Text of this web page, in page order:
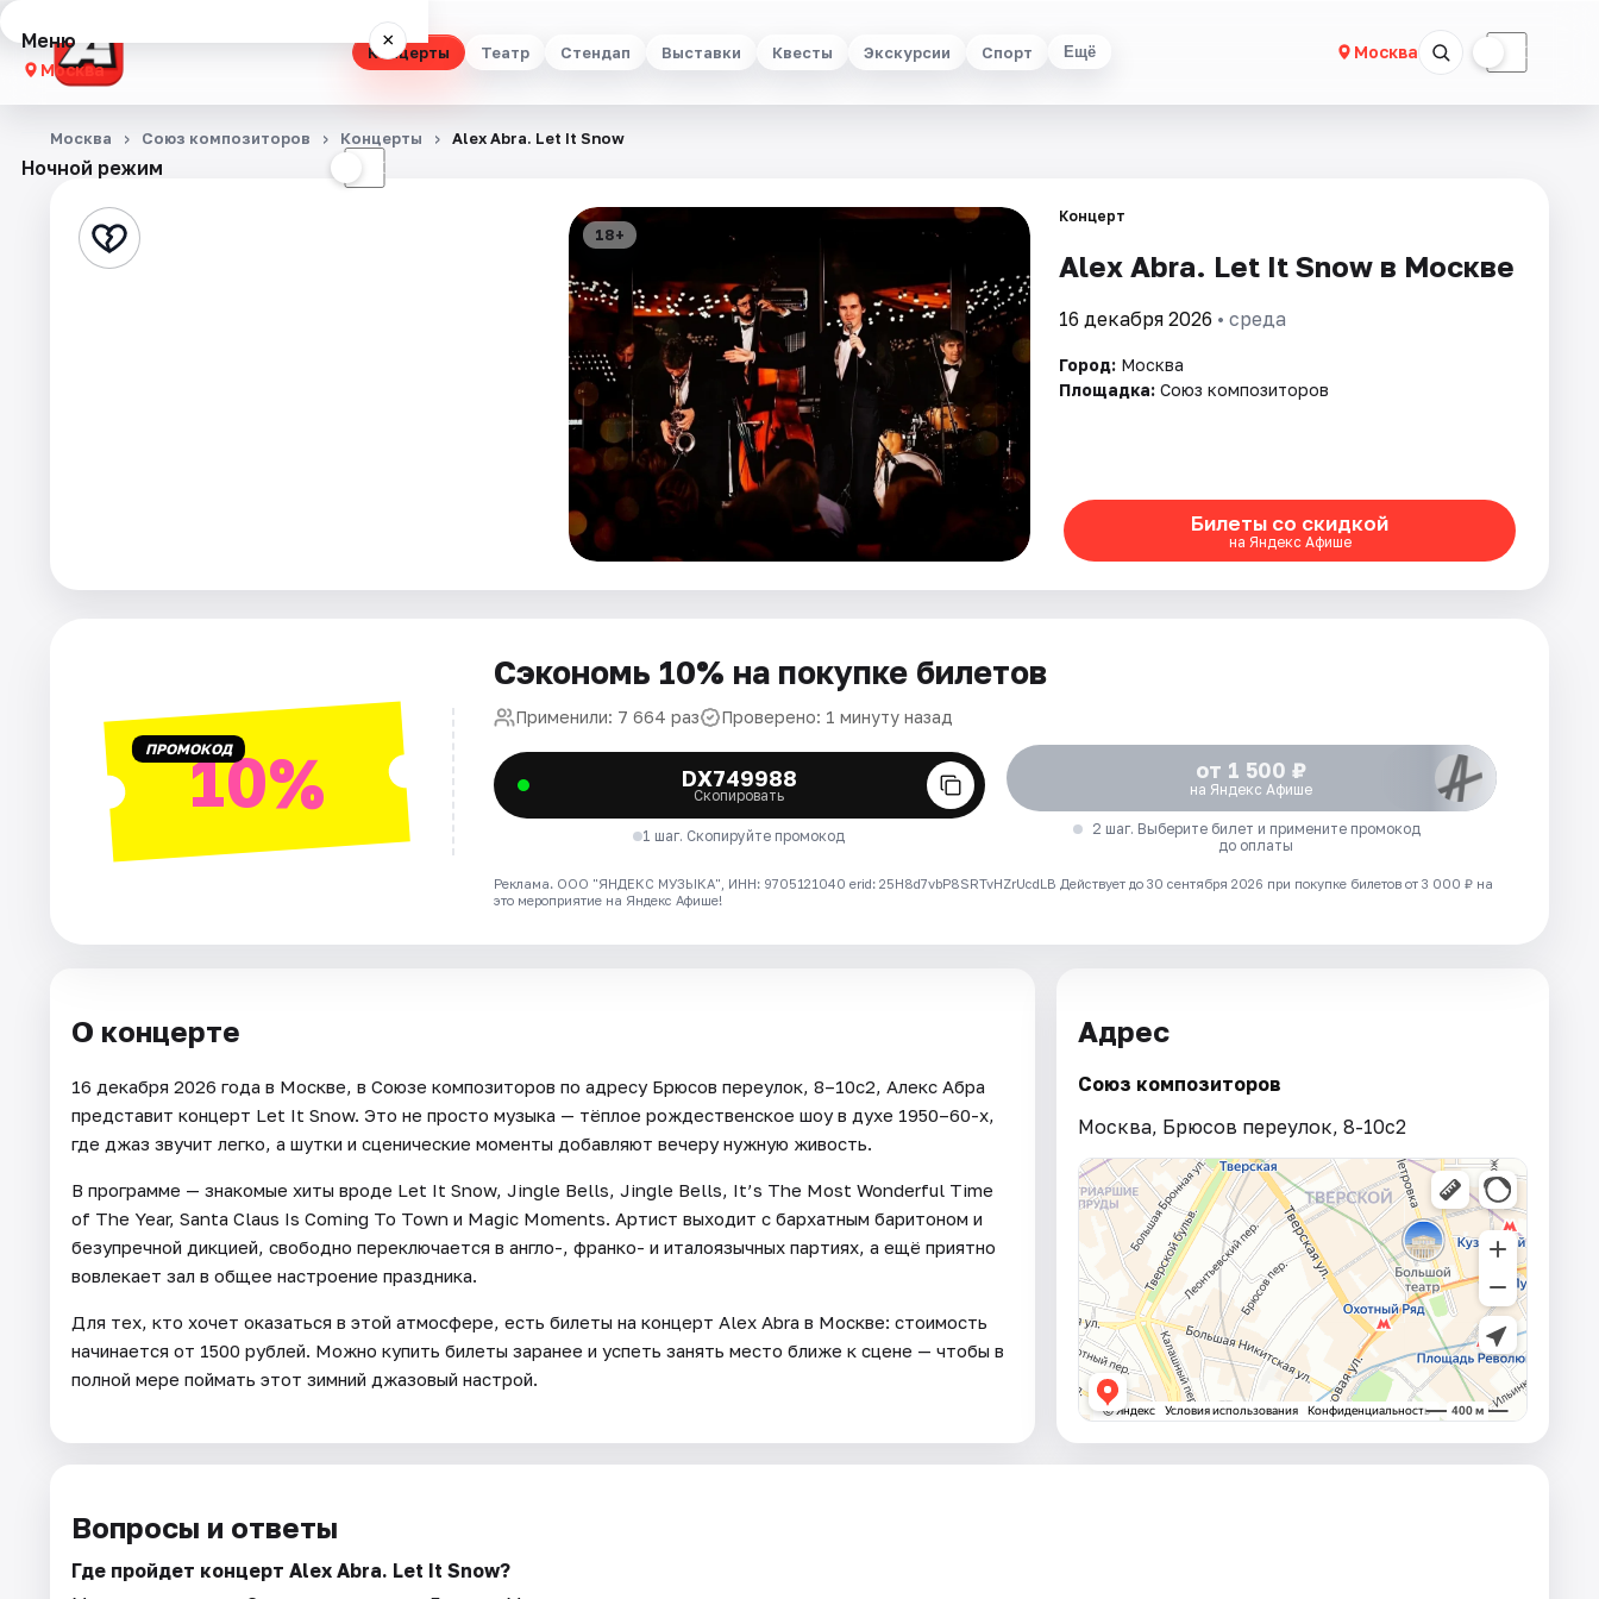
Концерты Театр Стендап Выставки Квесты Экскурсии Спорт Ещё Москва ☾
Меню ×
Москва
Концерты
Стендап
Рейтинги
Ночной режим ☾
Москва Союз композиторов Концерты Alex Abra. Let It Snow
18+
Концерт
Alex Abra. Let It Snow в Москве
16 декабря 2026 • среда
Город: Москва
Площадка: Союз композиторов
Билеты со скидкой
на Яндекс Афише
ПРОМОКОД10%
Сэкономь 10% на покупке билетов
Применили: 7 664 раз Проверено: 1 минуту назад
DX749988
Скопировать
1 шаг. Скопируйте промокод
от 1 500 ₽
на Яндекс Афише
2 шаг. Выберите билет и примените промокод
до оплаты
Реклама. ООО "ЯНДЕКС МУЗЫКА", ИНН: 9705121040 erid: 25H8d7vbP8SRTvHZrUcdLB Действует до 30 сентября 2026 при покупке билетов от 3 000 ₽ на
это мероприятие на Яндекс Афише!
О концерте
16 декабря 2026 года в Москве, в Союзе композиторов по адресу Брюсов переулок, 8–10с2, Алекс Абра
представит концерт Let It Snow. Это не просто музыка — тёплое рождественское шоу в духе 1950–60-х,
где джаз звучит легко, а шутки и сценические моменты добавляют вечеру нужную живость.
В программе — знакомые хиты вроде Let It Snow, Jingle Bells, Jingle Bells, It’s The Most Wonderful Time
of The Year, Santa Claus Is Coming To Town и Magic Moments. Артист выходит с бархатным баритоном и
безупречной дикцией, свободно переключается в англо-, франко- и италоязычных партиях, а ещё приятно
вовлекает зал в общее настроение праздника.
Для тех, кто хочет оказаться в этой атмосфере, есть билеты на концерт Alex Abra в Москве: стоимость
начинается от 1500 рублей. Можно купить билеты заранее и успеть занять место ближе к сцене — чтобы в
полной мере поймать этот зимний джазовый настрой.
Адрес
Союз композиторов
Москва, Брюсов переулок, 8-10с2
Вопросы и ответы
Где пройдет концерт Alex Abra. Let It Snow?